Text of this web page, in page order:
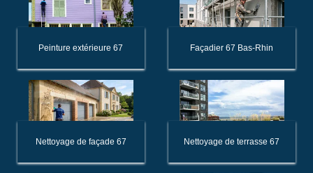
Peinture extérieure 67 Façadier 67 Bas-Rhin
Nettoyage de façade 67 Nettoyage de terrasse 67